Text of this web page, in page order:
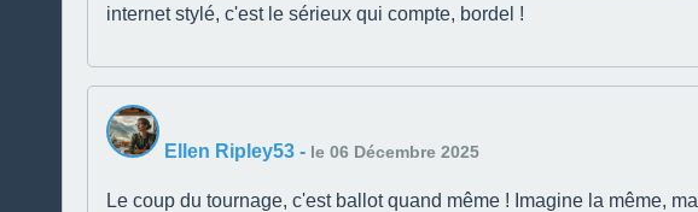
internet stylé, c'est le sérieux qui compte, bordel !
Ellen Ripley53 - le 06 Décembre 2025
Le coup du tournage, c'est ballot quand même ! Imagine la même,